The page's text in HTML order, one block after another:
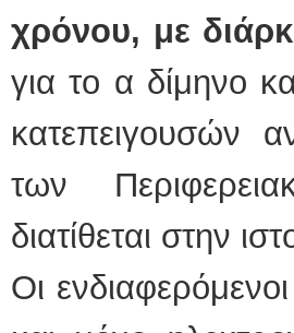
χρόνου, με
για το α δίμηνο
κατεπειγουσών
των
διατίθεται στην
Οι